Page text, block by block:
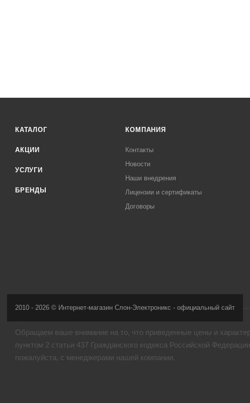
КАТАЛОГ
АКЦИИ
УСЛУГИ
БРЕНДЫ
КОМПАНИЯ
Контакты
Новости
Наши внедрения
Лицензии и сертификаты
Договоры
2010 - 2026 © Интернет-магазин Слон-Электроникс - официальный сайт
Обращаем ваше внимание на то, что приведенные цены и
пунктом 2 статьи 437 Гражданского кодекса Российской
пожалуйста, с менеджерами нашей компании.